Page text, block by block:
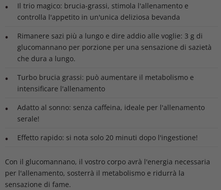
Il trio magico: brucia-grassi, stimola l'allenamento e
controlla l'appetito in un'unica deliziosa bevanda
Rimanere sazi più a lungo e dire addio alle voglie: 3 g di
glucomannano per porzione per una sensazione di sazietà
che dura a lungo.
Turbo brucia grassi: può aumentare il metabolismo e
intensificare l'allenamento
Adatto al sonno: senza caffeina, ideale per l'allenamento
serale!
Effetto rapido: si nota solo 20 minuti dopo l'ingestione!
Con il glucomannano, il vostro corpo avrà l'energia necessaria
per l'allenamento, sosterrà il metabolismo e ridurrà la
sensazione di fame.